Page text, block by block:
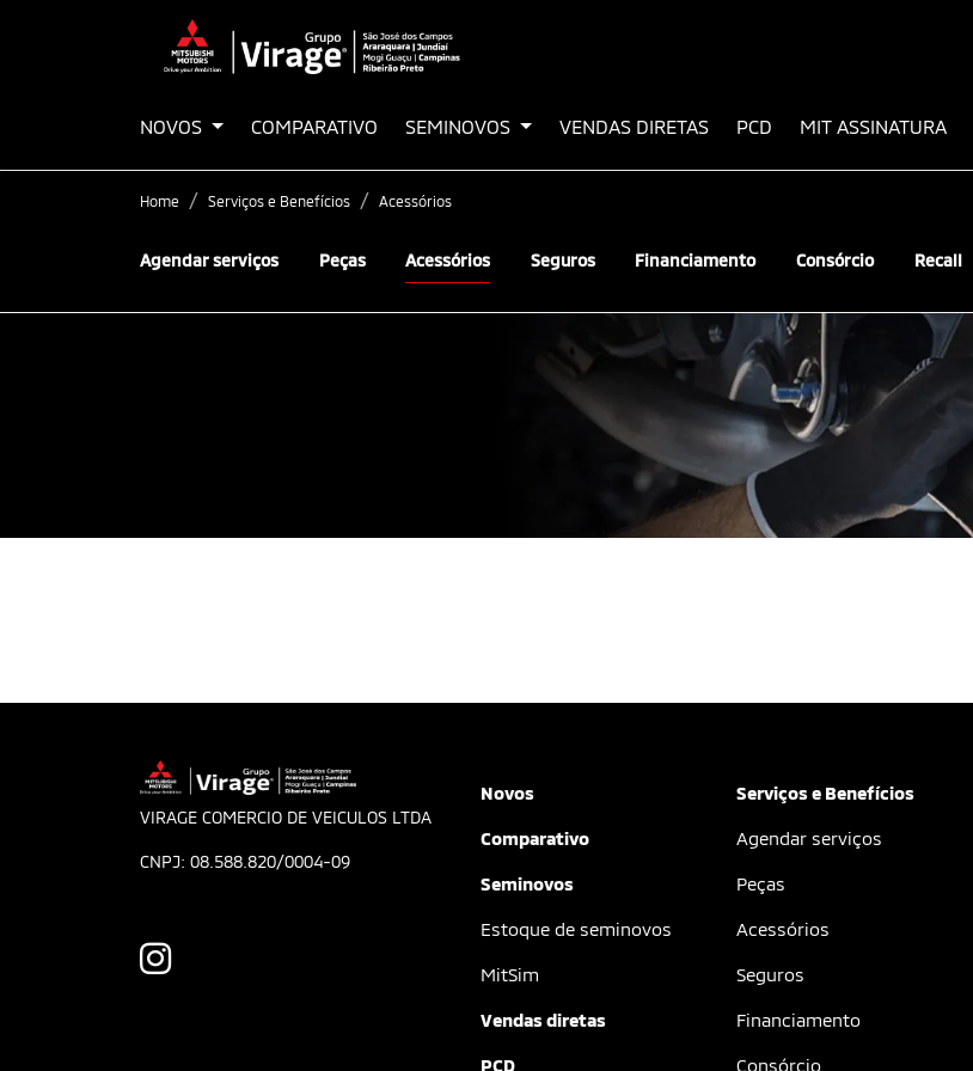
NOVOS COMPARATIVO SEMINOVOS VENDAS DIRETAS PCD MIT ASSINATURA
Home Serviços e Benefícios Acessórios
Agendar serviços Peças Acessórios Seguros Financiamento Consórcio Recall
VIRAGE COMERCIO DE VEICULOS LTDA
CNPJ: 08.588.820/0004-09
Novos
Comparativo
Seminovos
Estoque de seminovos
MitSim
Vendas diretas
PCD
Serviços e Benefícios
Agendar serviços
Peças
Acessórios
Seguros
Financiamento
Consórcio